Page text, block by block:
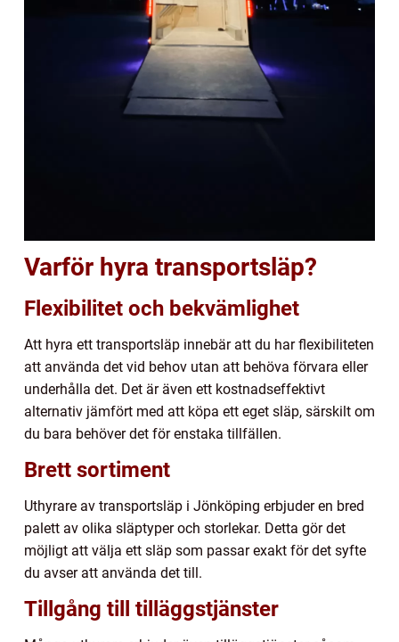
Varför hyra transportsläp?
Flexibilitet och bekvämlighet
Att hyra ett transportsläp innebär att du har flexibiliteten
att använda det vid behov utan att behöva förvara eller
underhålla det. Det är även ett kostnadseffektivt
alternativ jämfört med att köpa ett eget släp, särskilt om
du bara behöver det för enstaka tillfällen.
Brett sortiment
Uthyrare av transportsläp i Jönköping erbjuder en bred
palett av olika släptyper och storlekar. Detta gör det
möjligt att välja ett släp som passar exakt för det syfte
du avser att använda det till.
Tillgång till tilläggstjänster